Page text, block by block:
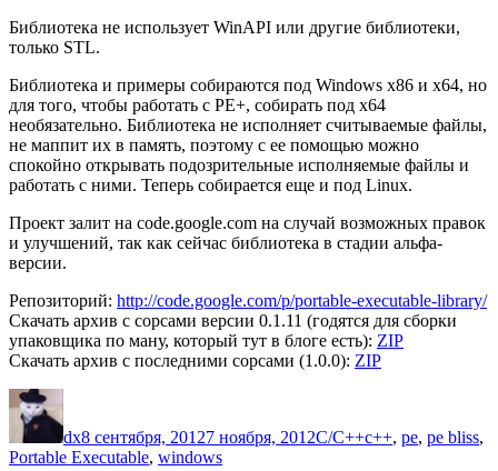
Библиотека не использует WinAPI или другие библиотеки,
только STL.
Библиотека и примеры собираются под Windows x86 и x64, но
для того, чтобы работать с PE+, собирать под x64
необязательно. Библиотека не исполняет считываемые файлы,
не маппит их в память, поэтому с ее помощью можно
спокойно открывать подозрительные исполняемые файлы и
работать с ними. Теперь собирается еще и под Linux.
Проект залит на code.google.com на случай возможных правок
и улучшений, так как сейчас библиотека в стадии альфа-
версии.
Репозиторий: http://code.google.com/p/portable-executable-library/
Скачать архив с сорсами версии 0.1.11 (годятся для сборки
упаковщика по ману, который тут в блоге есть): ZIP
Скачать архив с последними сорсами (1.0.0): ZIP
dx8 сентября, 20127 ноября, 2012C/C++c++, pe, pe bliss,
Portable Executable, windows